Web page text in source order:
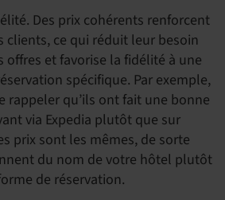
Des prix cohérents renforcent
clients, ce qui réduit leur besoin
offres et favorise la fidélité à une
spécifique. Par exemple,
rappeler qu’ils ont fait une bonne
via Expedia plutôt que sur
prix sont les mêmes, de sorte
du nom de votre hôtel plutôt
de réservation.